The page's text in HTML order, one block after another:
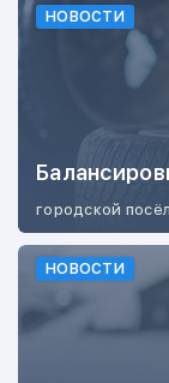
НОВОСТИ
городской
НОВОСТИ